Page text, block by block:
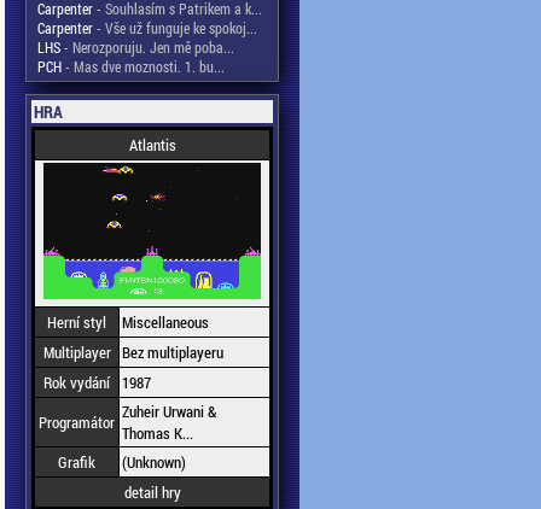
Carpenter- Souhlasím s Patrikem a k...
Carpenter- Vše už funguje ke spokoj...
LHS- Nerozporuju. Jen mě poba...
PCH- Mas dve moznosti. 1. bu...
HRA
Atlantis
Herní styl
Miscellaneous
Multiplayer Bez multiplayeru
Rok vydání
1987
Programátor Zuheir Urwani &
Thomas K...
Grafik
(Unknown)
detail hry